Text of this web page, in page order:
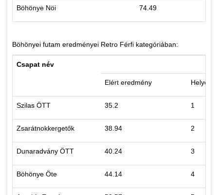
Böhönye Nöi 74.49
Böhönyei futam eredményei Retro Férfi kategóriában:
Csapat név
Elért eredmény
Szilas ÖTT 35.2 1
Zsarátnokkergetők 38.94 2
Dunaradvány ÖTT 40.24 3
Böhönye Öte 44.14 4